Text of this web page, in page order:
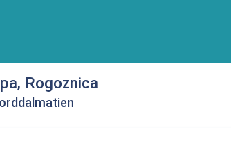
Rogoznica